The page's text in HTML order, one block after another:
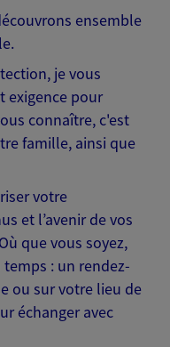
ensemble
je vous
exigence pour
connaître, c'est
famille, ainsi que
votre
et l’avenir de vos
que vous soyez,
: un rendez-
ou sur votre lieu de
échanger avec